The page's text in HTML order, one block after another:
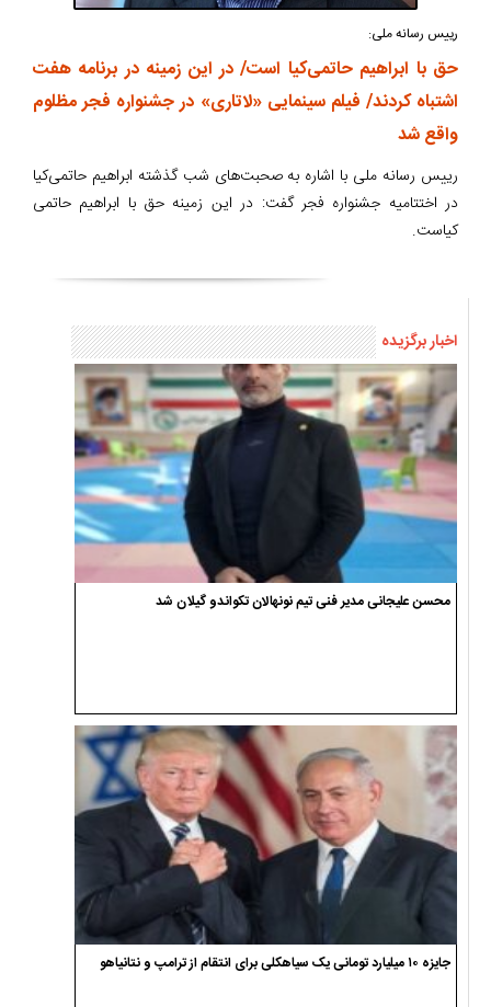
رییس رسانه ملی:
حق با ابراهیم حاتمی‌کیا است/ در این زمینه در برنامه هفت
اشتباه کردند/ فیلم سینمایی «لاتاری» در جشنواره فجر مظلوم
واقع شد
رییس رسانه ملی با اشاره به صحبت‌های شب گذشته ابراهیم حاتمی‌کیا
در اختتامیه جشنواره فجر گفت: در این زمینه حق با ابراهیم حاتمی
کیاست.
اخبار برگزیده
محسن علیجانی مدیر فنی تیم نونهالان تکواندو گیلان شد
جایزه ۱۰ میلیارد تومانی یک سیاهکلی برای انتقام از ترامپ و نتانیاهو